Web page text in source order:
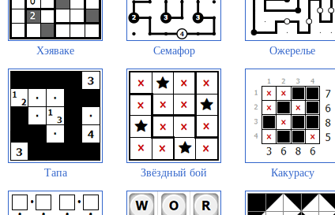
Хэяваке Семафор Ожерелье
Тапа Звёздный бой Какурасу